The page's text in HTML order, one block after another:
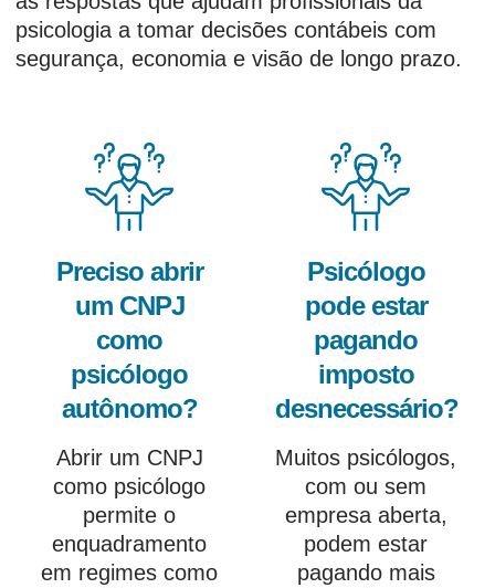
psicologia a tomar decisões contábeis com
segurança, economia e visão de longo prazo.
Preciso abrir
um CNPJ
como
psicólogo
autônomo?
Abrir um CNPJ
como psicólogo
permite o
enquadramento
em regimes como
Psicólogo
pode estar
pagando
imposto
desnecessário?
Muitos psicólogos,
com ou sem
empresa aberta,
podem estar
pagando mais